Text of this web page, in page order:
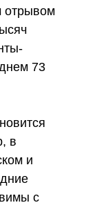
отрывом
73
в
и
с